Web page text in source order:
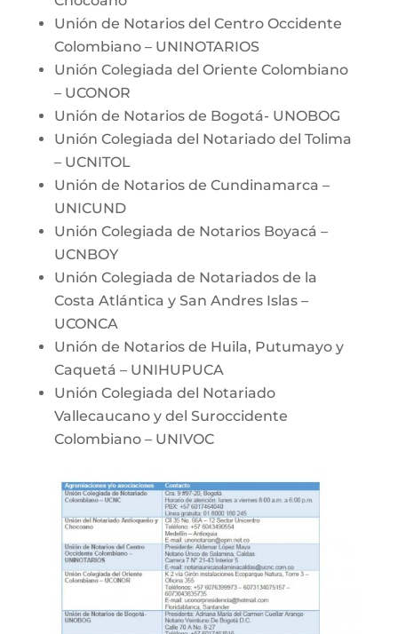
Unión de Notarios del Centro Occidente
Colombiano – UNINOTARIOS
Unión Colegiada del Oriente Colombiano
– UCONOR
Unión de Notarios de Bogotá- UNOBOG
Unión Colegiada del Notariado del Tolima
– UCNITOL
Unión de Notarios de Cundinamarca –
UNICUND
Unión Colegiada de Notarios Boyacá –
UCNBOY
Unión Colegiada de Notariados de la
Costa Atlántica y San Andres Islas –
UCONCA
Unión de Notarios de Huila, Putumayo y
Caquetá – UNIHUPUCA
Unión Colegiada del Notariado
Vallecaucano y del Suroccidente
Colombiano – UNIVOC